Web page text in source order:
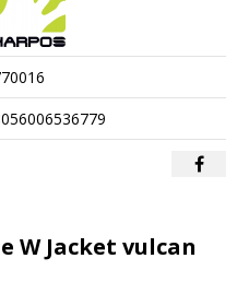
W Jacket vulcan